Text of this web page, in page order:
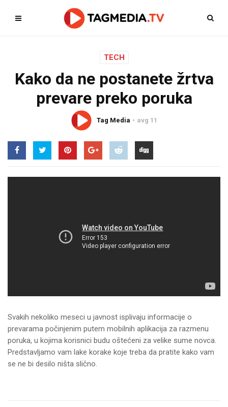
TECH
Kako da ne postanete žrtva
prevare preko poruka
Tag Media avg 11
Svakih nekoliko meseci u javnost isplivaju informacije o
prevarama počinjenim putem mobilnih aplikacija za razmenu
poruka, u kojima korisnici budu oštećeni za velike sume novca.
Predstavljamo vam lake korake koje treba da pratite kako vam
se ne bi desilo ništa slično.